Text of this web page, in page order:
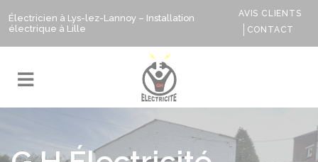
Électricien à Lys-lez-Lannoy – Installation
électrique à Lille
AVIS CLIENTS
CONTACT